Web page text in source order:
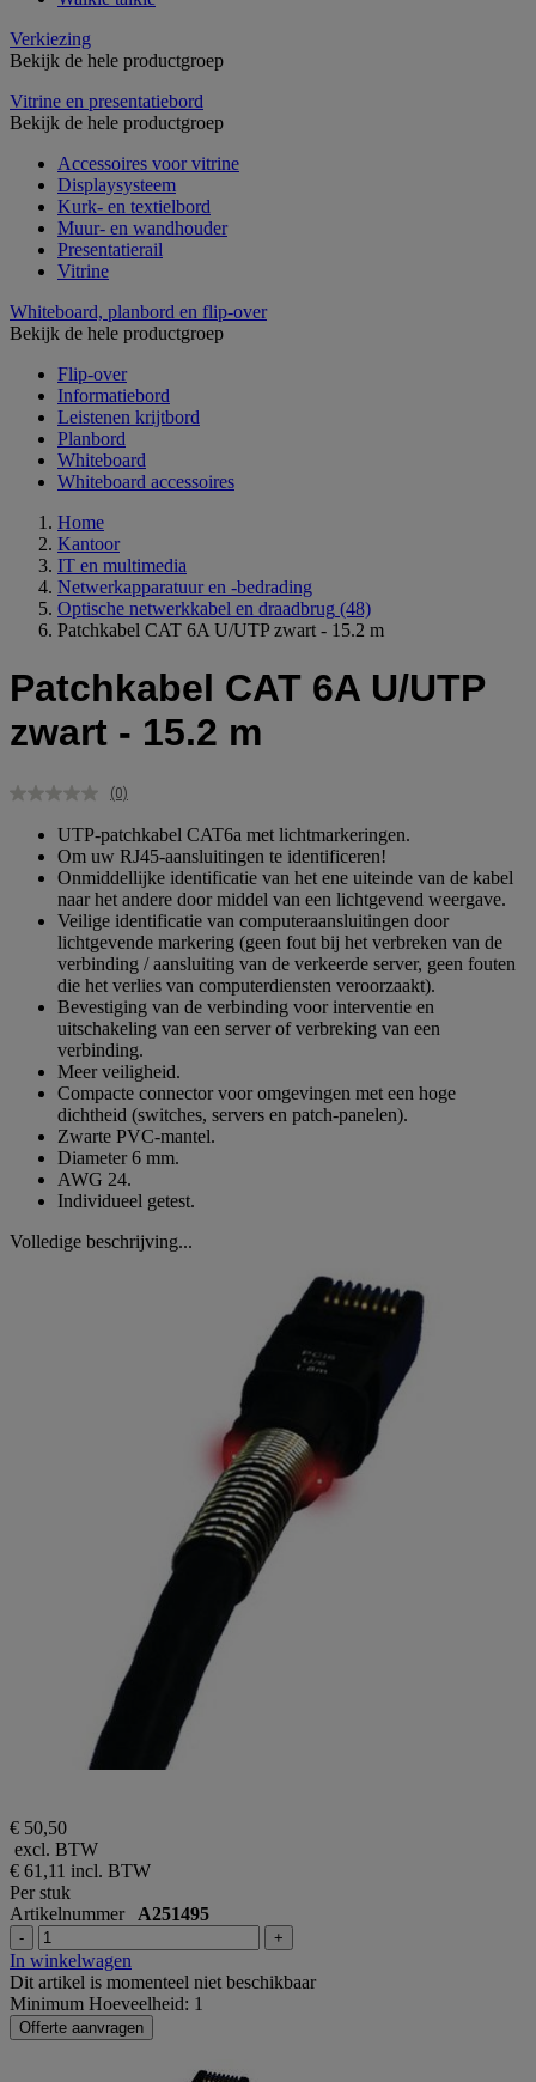
Verkiezing
Bekijk de hele productgroep
Vitrine en presentatiebord
Bekijk de hele productgroep
Accessoires voor vitrine
Displaysysteem
Kurk- en textielbord
Muur- en wandhouder
Presentatierail
Vitrine
Whiteboard, planbord en flip-over
Bekijk de hele productgroep
Flip-over
Informatiebord
Leistenen krijtbord
Planbord
Whiteboard
Whiteboard accessoires
Home
Kantoor
IT en multimedia
Netwerkapparatuur en -bedrading
Optische netwerkkabel en draadbrug (48)
Patchkabel CAT 6A U/UTP zwart - 15.2 m
Patchkabel CAT 6A U/UTP
zwart - 15.2 m
Geen
Dezelfde
paginalink.
(0)
UTP-patchkabel CAT6a met lichtmarkeringen.
Om uw RJ45-aansluitingen te identificeren!
Onmiddellijke identificatie van het ene uiteinde van de kabel
naar het andere door middel van een lichtgevend weergave.
Veilige identificatie van computeraansluitingen door
lichtgevende markering (geen fout bij het verbreken van de
verbinding / aansluiting van de verkeerde server, geen fouten
die het verlies van computerdiensten veroorzaakt).
Bevestiging van de verbinding voor interventie en
uitschakeling van een server of verbreking van een
verbinding.
Meer veiligheid.
Compacte connector voor omgevingen met een hoge
dichtheid (switches, servers en patch-panelen).
Zwarte PVC-mantel.
Diameter 6 mm.
AWG 24.
Individueel getest.
Volledige beschrijving...
€ 50,50
excl. BTW
€ 61,11 incl. BTW
Per stuk
Artikelnummer A251495
- +
In winkelwagen
Dit artikel is momenteel niet beschikbaar
Minimum Hoeveelheid: 1
Offerte aanvragen